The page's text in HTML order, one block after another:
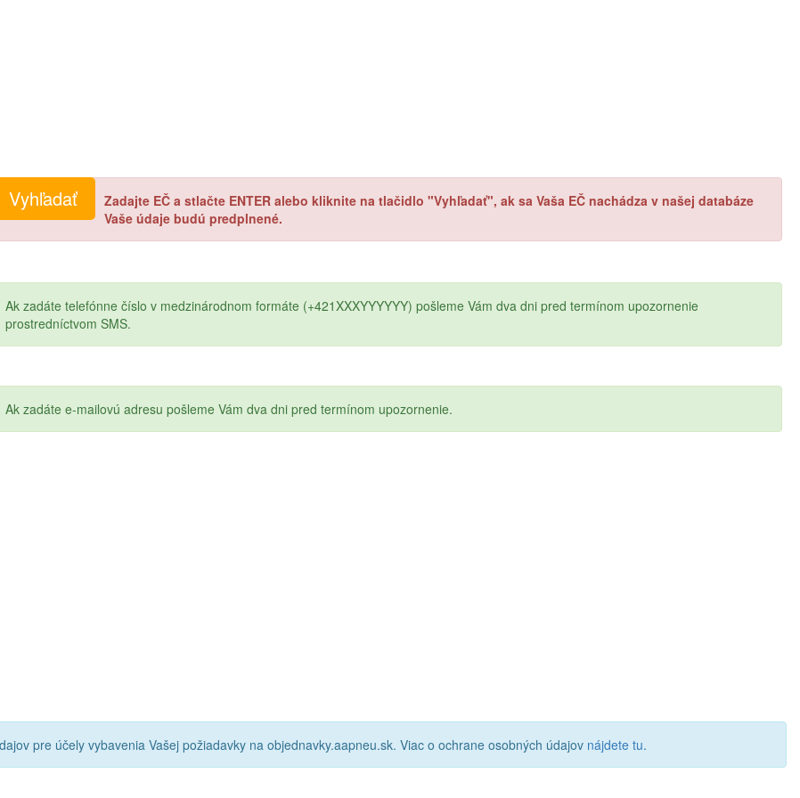
Zadajte EČ a stlačte ENTER alebo kliknite na tlačidlo "Vyhľadať", ak sa Vaša EČ nachádza v našej databáze
Vaše údaje budú predplnené.
Ak zadáte telefónne číslo v medzinárodnom formáte (+421XXXYYYYYY) pošleme Vám dva dni pred termínom upozornenie
prostredníctvom SMS.
Ak zadáte e-mailovú adresu pošleme Vám dva dni pred termínom upozornenie.
pre účely vybavenia Vašej požiadavky na objednavky.aapneu.sk. Viac o ochrane osobných údajov nájdete tu.